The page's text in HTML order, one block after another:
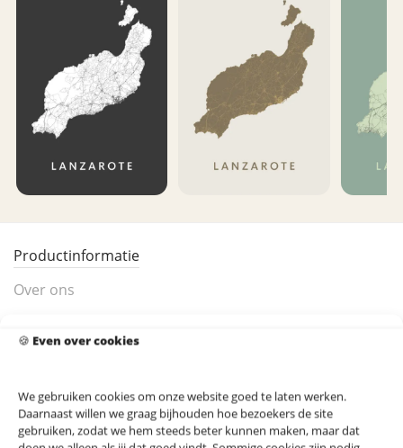
🍪 Even over cookies
We gebruiken cookies om onze website goed te laten werken.
Daarnaast willen we graag bijhouden hoe bezoekers de site
gebruiken, zodat we hem steeds beter kunnen maken, maar dat
Productinformatie
Over ons
Lanzarote is een van de Canarische Eilanden, bekend
om zijn vulkanische landschap in Nationaal Park